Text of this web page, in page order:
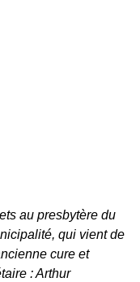
au presbytère du
qui vient de
cure et
: Arthur